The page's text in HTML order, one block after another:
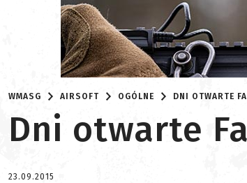
WMASG AIRSOFT OGÓLNE DNI OTWARTE
Dni otwarte
23.09.2015